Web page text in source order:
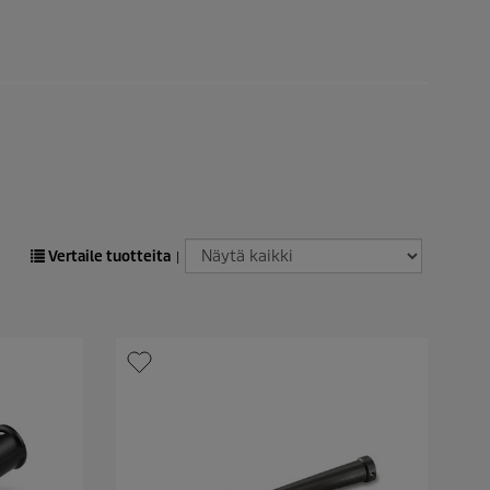
Vertaile tuotteita |